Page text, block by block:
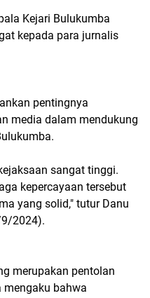
Kejari Bulukumba
kepada para jurnalis
pentingnya
media dalam mendukung
sangat tinggi.
kepercayaan tersebut
yang solid," tutur Danu
9/2024).
merupakan pentolan
mengaku bahwa